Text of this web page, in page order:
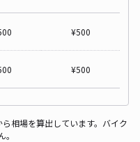
¥500
¥500
相場を算出しています。バイク